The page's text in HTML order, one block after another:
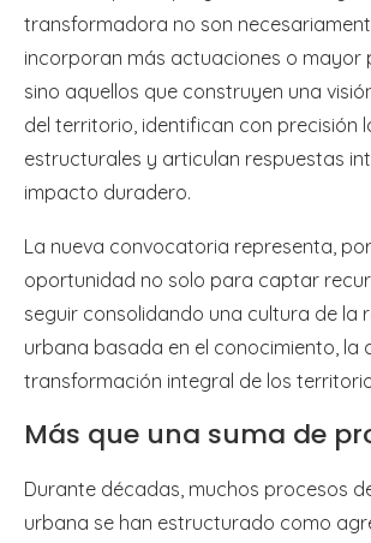
transformadora no son
incorporan más actuaciones o mayor
sino aquellos que construyen una
del territorio, identifican con precisión
estructurales y articulan respuestas
impacto duradero.
La nueva convocatoria representa,
oportunidad no solo para captar
seguir consolidando una cultura de la
urbana basada en el conocimiento, la
transformación integral de los
Más que una suma de
Durante décadas, muchos procesos
urbana se han estructurado como